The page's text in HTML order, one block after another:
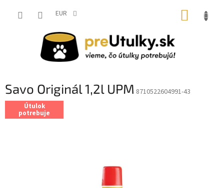
EUR
Savo Originál 1,2l UPM 8710522604991-43
Útulok
potrebuje